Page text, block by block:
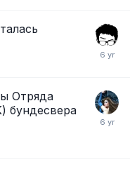
Отряда
бундесвера